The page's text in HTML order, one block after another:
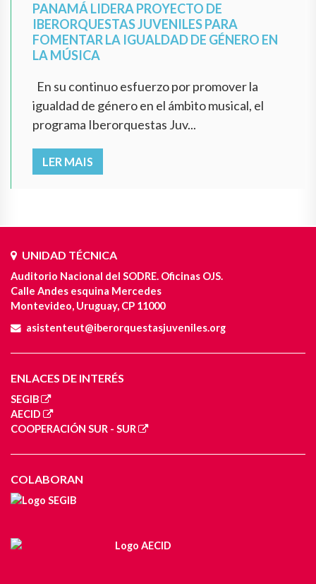
PANAMÁ LIDERA PROYECTO DE
IBERORQUESTAS JUVENILES PARA
FOMENTAR LA IGUALDAD DE GÉNERO EN
LA MÚSICA
En su continuo esfuerzo por promover la
igualdad de género en el ámbito musical, el
programa Iberorquestas Juv...
LER MAIS
UNIDAD TÉCNICA
Auditorio Nacional del SODRE. Oficinas OJS.
Calle Andes esquina Mercedes
Montevideo, Uruguay, CP 11000
asistenteut@iberorquestasjuveniles.org
ENLACES DE INTERÉS
SEGIB
AECID
COOPERACIÓN SUR - SUR
COLABORAN